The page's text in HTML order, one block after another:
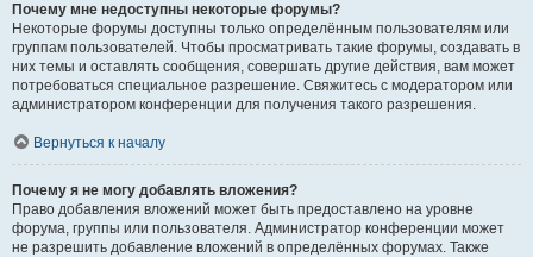
Почему мне недоступны некоторые форумы?
Некоторые форумы доступны только определённым пользователям или
группам пользователей. Чтобы просматривать такие форумы, создавать в
них темы и оставлять сообщения, совершать другие действия, вам может
потребоваться специальное разрешение. Свяжитесь с модератором или
администратором конференции для получения такого разрешения.
Вернуться к началу
Почему я не могу добавлять вложения?
Право добавления вложений может быть предоставлено на уровне
форума, группы или пользователя. Администратор конференции может
не разрешить добавление вложений в определённых форумах. Также